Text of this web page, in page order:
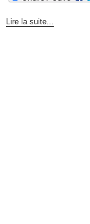
Lire la suite...